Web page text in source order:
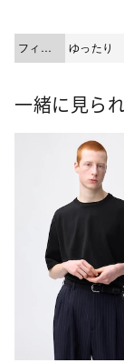
フィッ
ト
ゆったり
一緒に見ら